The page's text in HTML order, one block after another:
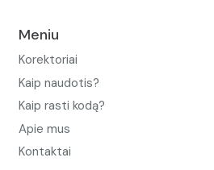
Meniu
Korektoriai
Kaip naudotis?
Kaip rasti kodą?
Apie mus
Kontaktai